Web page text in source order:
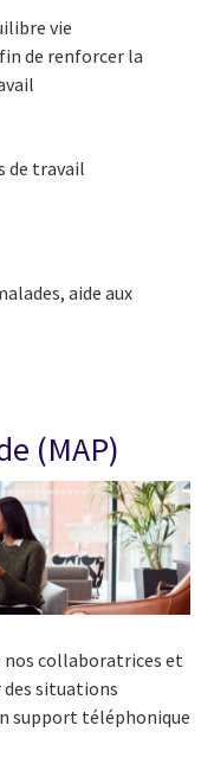
vie
de renforcer la
de travail
aide aux
(MAP)
nos collaboratrices et
situations
support téléphonique